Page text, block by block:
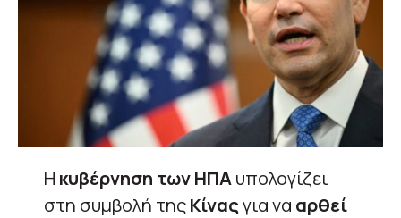
Η κυβέρνηση των ΗΠΑυπολογίζει
στη συμβολή τηςΚίναςγια να αρθεί